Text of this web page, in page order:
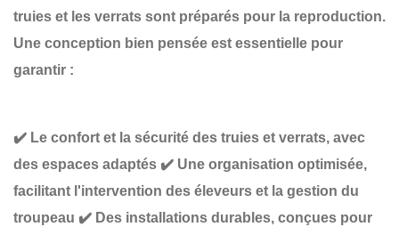
truies et les verrats sont préparés pour la reproduction.
Une conception bien pensée est essentielle pour
garantir :
✔️ Le confort et la sécurité des truies et verrats, avec
des espaces adaptés ✔️ Une organisation optimisée,
facilitant l'intervention des éleveurs et la gestion du
troupeau ✔️ Des installations durables, conçues pour